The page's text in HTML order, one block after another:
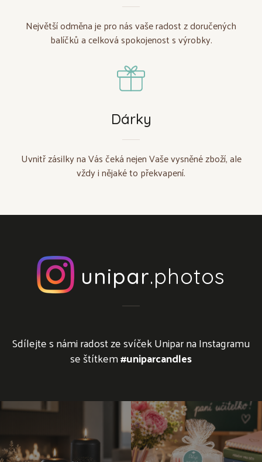
Největší odměna je pro nás vaše radost z doručených
balíčků a celková spokojenost s výrobky.
Dárky
Uvnitř zásilky na Vás čeká nejen Vaše vysněné zboží, ale
vždy i nějaké to překvapení.
unipar.photos
Sdílejte s námi radost ze svíček Unipar na Instagramu
se štítkem#uniparcandles